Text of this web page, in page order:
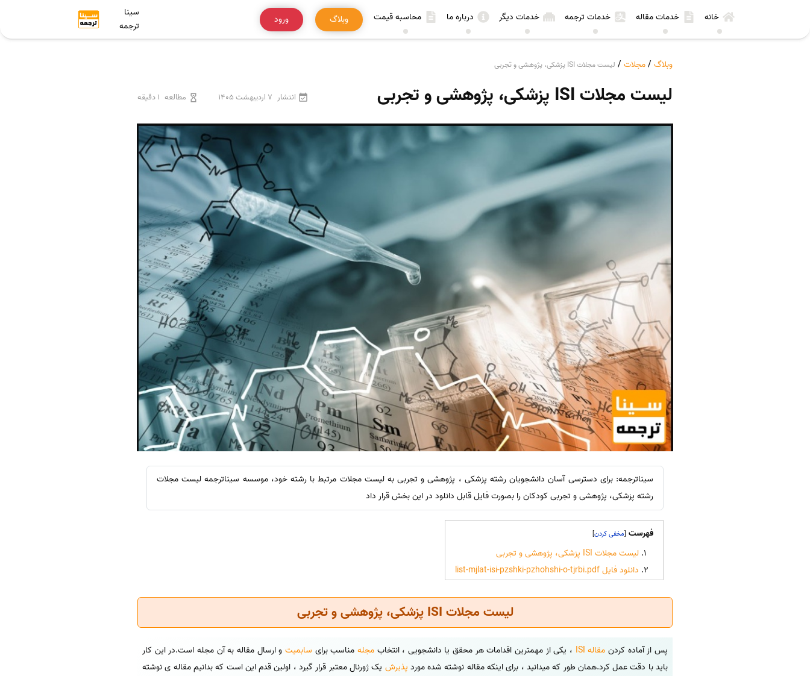
خانه خدمات مقاله خدمات ترجمه خدمات دیگر درباره ما محاسبه قیمت وبلاگ ورود
سینا
ترجمه
وبلاگ /مجلات / لیست مجلات ISI پزشکی، پژوهشی و تجربی
لیست مجلات ISI پزشکی، پژوهشی و تجربی انتشار 7 اردیبهشت 1405 مطالعه 1 دقیقه
سیناترجمه: برای دسترسی آسان دانشجویان رشته پزشکی ، پژوهشی و تجربی به لیست مجلات مرتبط با رشته خود، موسسه سیناترجمه لیست مجلات
رشته پزشکی، پژوهشی و تجربی کودکان را بصورت فایل قابل دانلود در این بخش قرار داد
فهرست [
]
لیست مجلات ISI پزشکی، پژوهشی و تجربی
دانلود فایل list-mjlat-isi-pzshki-pzhohshi-o-tjrbi.pdf
لیست مجلات ISI پزشکی، پژوهشی و تجربی
پس از آماده کردن مقاله ISI ، یکی از مهمترین اقدامات هر محقق یا دانشجویی ، انتخابمجله مناسب برای سابمیت و ارسال مقاله به آن مجله است.در این کار
باید با دقت عمل کرد.همان طور که میدانید ، برای اینکه مقاله نوشته شده مورد پذیرش یک ژورنال معتبر قرار گیرد ، اولین قدم این است که بدانیم مقاله ی نوشته